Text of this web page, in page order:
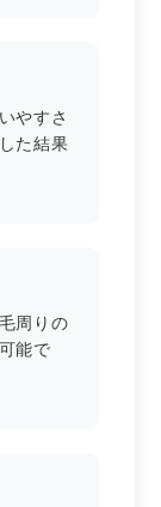
やすさ
た結果
周りの
能で